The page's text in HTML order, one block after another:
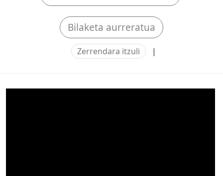
Bilaketa aurreratua
Zerrendara itzuli |